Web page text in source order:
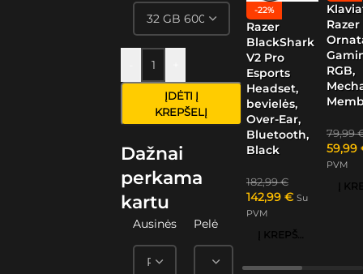
ĮDĖTI Į
KREPŠELĮ
Dažnai
perkama
kartu
Ausinės Pelė
-22%
Razer
BlackShark
V2 Pro
Esports
Headset,
bevielės,
Over-Ear,
Bluetooth,
Black
182,99€
142,99 € Su
PVM
Į KREPŠELĮ
Razer
RGB,
79,99
59,99
PVM